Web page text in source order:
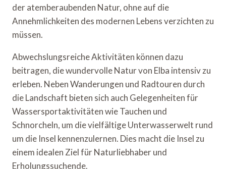
der atemberaubenden Natur, ohne auf die
Annehmlichkeiten des modernen Lebens verzichten zu
müssen.
Abwechslungsreiche Aktivitäten können dazu
beitragen, die wundervolle Natur von Elba intensiv zu
erleben. Neben Wanderungen und Radtouren durch
die Landschaft bieten sich auch Gelegenheiten für
Wassersportaktivitäten wie Tauchen und
Schnorcheln, um die vielfältige Unterwasserwelt rund
um die Insel kennenzulernen. Dies macht die Insel zu
einem idealen Ziel für Naturliebhaber und
Erholungssuchende.